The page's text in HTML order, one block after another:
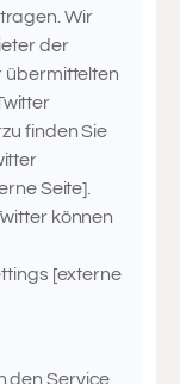
Wir
der
übermittelten
finden Sie
Seite].
können
[externe
den Service